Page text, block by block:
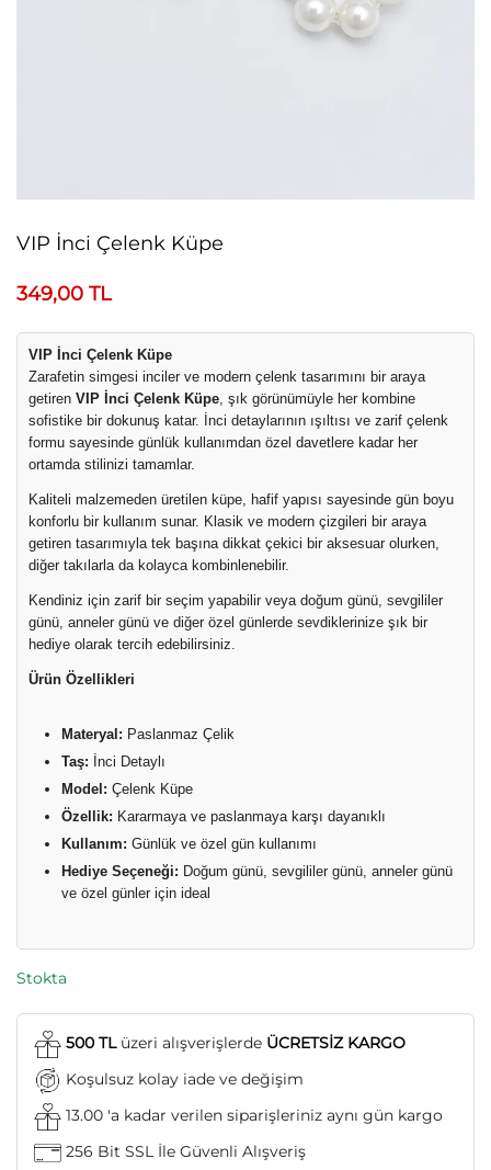
VIP İnci Çelenk Küpe
349,00 TL
VIP İnci Çelenk Küpe
Zarafetin simgesi inciler ve modern çelenk tasarımını bir araya
getiren VIP İnci Çelenk Küpe , şık görünümüyle her kombine
sofistike bir dokunuş katar. İnci detaylarının ışıltısı ve zarif çelenk
formu sayesinde günlük kullanımdan özel davetlere kadar her
ortamda stilinizi tamamlar.
Kaliteli malzemeden üretilen küpe, hafif yapısı sayesinde gün boyu
konforlu bir kullanım sunar. Klasik ve modern çizgileri bir araya
getiren tasarımıyla tek başına dikkat çekici bir aksesuar olurken,
diğer takılarla da kolayca kombinlenebilir.
Kendiniz için zarif bir seçim yapabilir veya doğum günü, sevgililer
günü, anneler günü ve diğer özel günlerde sevdiklerinize şık bir
hediye olarak tercih edebilirsiniz.
Ürün Özellikleri
Materyal: Paslanmaz Çelik
Taş: İnci Detaylı
Model: Çelenk Küpe
Özellik: Kararmaya ve paslanmaya karşı dayanıklı
Kullanım: Günlük ve özel gün kullanımı
Hediye Seçeneği: Doğum günü, sevgililer günü, anneler günü
ve özel günler için ideal
Stokta
500 TLüzeri alışverişlerde ÜCRETSİZ KARGO
Koşulsuz kolay iade ve değişim
13.00 'a kadar verilen siparişleriniz aynı gün kargo
256 Bit SSL İle Güvenli Alışveriş